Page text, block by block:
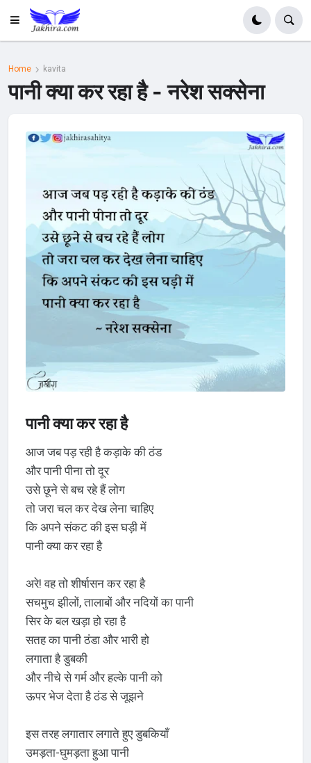
Home kavita
पानी क्या कर रहा है - नरेश सक्सेना
पानी क्या कर रहा है
आज जब पड़ रही है कड़ाके की ठंड
और पानी पीना तो दूर
उसे छूने से बच रहे हैं लोग
तो जरा चल कर देख लेना चाहिए
कि अपने संकट की इस घड़ी में
पानी क्या कर रहा है
अरे! वह तो शीर्षासन कर रहा है
सचमुच झीलों, तालाबों और नदियों का पानी
सिर के बल खड़ा हो रहा है
सतह का पानी ठंडा और भारी हो
लगाता है डुबकी
और नीचे से गर्म और हल्के पानी को
ऊपर भेज देता है ठंड से जूझने
इस तरह लगातार लगाते हुए डुबकियाँ
उमड़ता-घुमड़ता हुआ पानी